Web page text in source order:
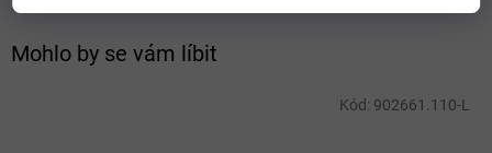
Mohlo by se vám líbit
Kód: 902661.110-L